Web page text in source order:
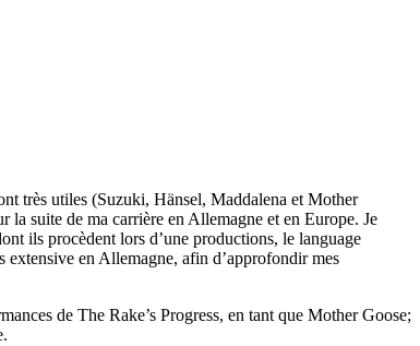
très utiles (Suzuki, Hänsel, Maddalena et Mother
la suite de ma carrière en Allemagne et en Europe. Je
ils procèdent lors d’une productions, le language
extensive en Allemagne, afin d’approfondir mes
de The Rake’s Progress, en tant que Mother Goose;